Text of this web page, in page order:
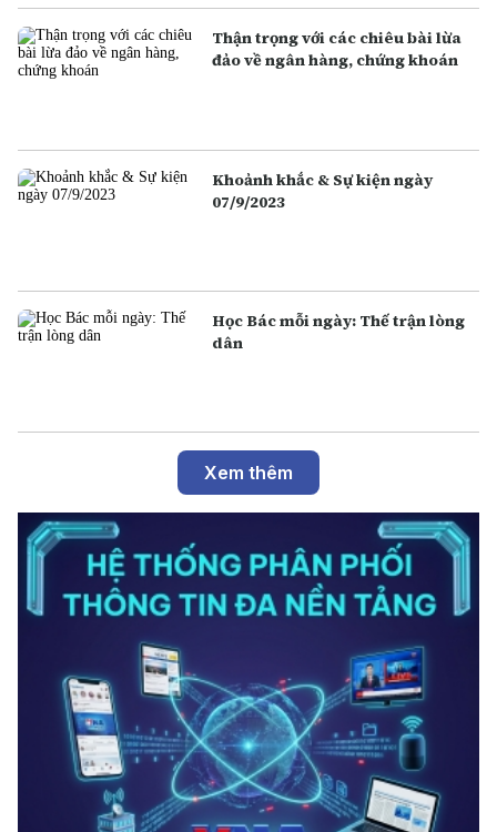
Thận trọng với các chiêu bài lừa
đảo về ngân hàng, chứng khoán
Khoảnh khắc & Sự kiện ngày
07/9/2023
Học Bác mỗi ngày: Thế trận lòng
dân
Xem thêm